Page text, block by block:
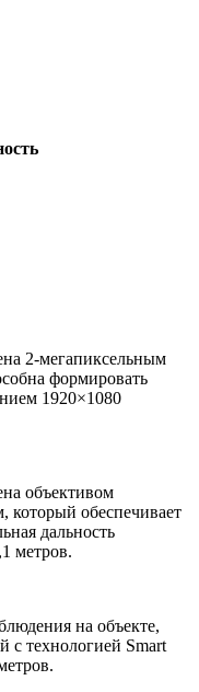
2-мегапиксельным
формировать
1920×1080
объективом
который обеспечивает
дальность
метров.
на объекте,
с технологией Smart